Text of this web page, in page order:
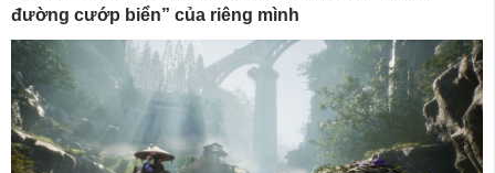
đường cướp biển” của riêng mình